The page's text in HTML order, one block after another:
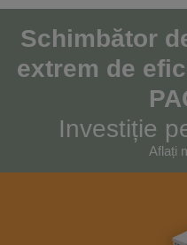
Schimbător
extrem de
Investiție
Aflați